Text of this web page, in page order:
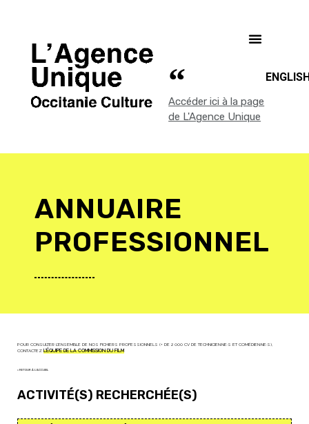
Accéder ici à la page
de L'Agence Unique
ANNUAIRE
PROFESSIONNEL
POUR CONSULTER L'ENSEMBLE DE NOS FICHIERS PROFESSIONNELS (+ DE 2 000 CV DE TECHNICIEN·NE·S ET COMÉDIEN·NE·S),
CONTACTEZ L'ÉQUIPE DE LA COMMISSION DU FILM
< RETOUR À L'ACCUEIL
ACTIVITÉ(S) RECHERCHÉE(S)